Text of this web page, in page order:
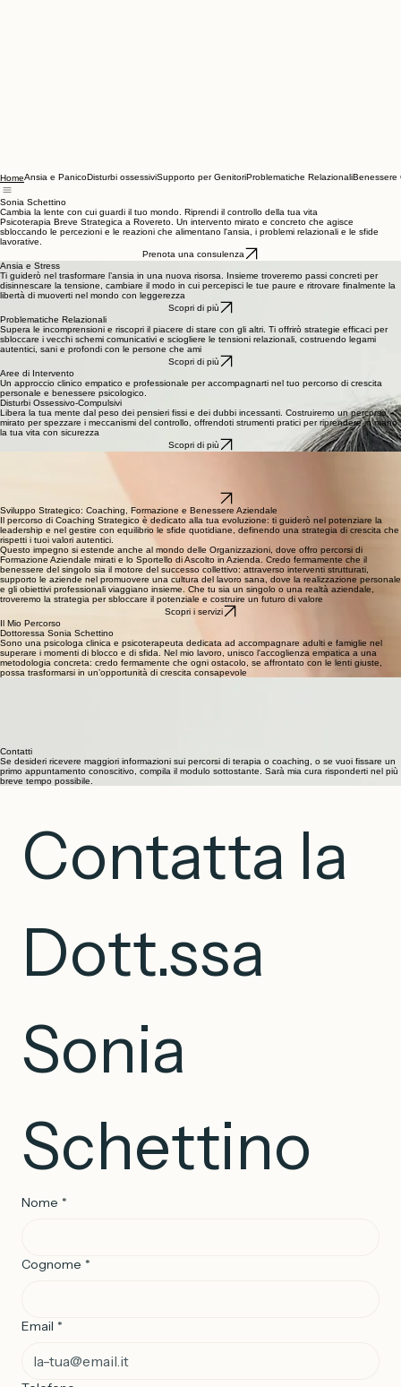
Home Ansia e Panico
Sonia Schettino
Cambia la lente con cui guardi il tuo mondo. Riprendi il controllo della tua vita
Psicoterapia Breve Strategica a Rovereto. Un intervento mirato e concreto che agisce
sbloccando le percezioni e le reazioni che alimentano l'ansia, i problemi relazionali e le sfide
lavorative.
Prenota una consulenza
Ansia e Stress
Ti guiderò nel trasformare l’ansia in una nuova risorsa. Insieme troveremo passi concreti per
disinnescare la tensione, cambiare il modo in cui percepisci le tue paure e ritrovare finalmente la
libertà di muoverti nel mondo con leggerezza
Scopri di più
Problematiche Relazionali
Supera le incomprensioni e riscopri il piacere di stare con gli altri. Ti offrirò strategie efficaci per
sbloccare i vecchi schemi comunicativi e sciogliere le tensioni relazionali, costruendo legami
autentici, sani e profondi con le persone che ami
Scopri di più
Aree di Intervento
Un approccio clinico empatico e professionale per accompagnarti nel tuo percorso di crescita
personale e benessere psicologico.
Disturbi Ossessivo-Compulsivi
Libera la tua mente dal peso dei pensieri fissi e dei dubbi incessanti. Costruiremo un percorso
mirato per spezzare i meccanismi del controllo, offrendoti strumenti pratici per riprendere in mano
Affronta le sfide educative con i tuoi figli con una marcia in più. Ti accompagnerò nel trovare
soluzioni immediate per gestire i momenti critici e migliorare il dialogo in famiglia, restituendo
armonia e fiducia al tuo prezioso ruolo di genitore
Scopri di più
Sviluppo Strategico: Coaching, Formazione e Benessere Aziendale
Il percorso di Coaching Strategico è dedicato alla tua evoluzione: ti guiderò nel potenziare la
leadership e nel gestire con equilibrio le sfide quotidiane, definendo una strategia di crescita che
rispetti i tuoi valori autentici.
Questo impegno si estende anche al mondo delle Organizzazioni, dove offro percorsi di
Formazione Aziendale mirati e lo Sportello di Ascolto in Azienda. Credo fermamente che il
benessere del singolo sia il motore del successo collettivo: attraverso interventi strutturati,
supporto le aziende nel promuovere una cultura del lavoro sana, dove la realizzazione personale
e gli obiettivi professionali viaggiano insieme. Che tu sia un singolo o una realtà aziendale,
troveremo la strategia per sbloccare il potenziale e costruire un futuro di valore
Scopri i servizi
Il Mio Percorso
Dottoressa Sonia Schettino
Sono una psicologa clinica e psicoterapeuta dedicata ad accompagnare adulti e famiglie nel
superare i momenti di blocco e di sfida. Nel mio lavoro, unisco l'accoglienza empatica a una
costruire un equilibrio solido e duraturo per il tuo benessere quotidiano
Il supporto alla genitorialità e il coaching professionale completano il mio lavoro, offrendoti
strategie concrete per gestire con sicurezza le grandi transizioni della vita.
Contatti
Se desideri ricevere maggiori informazioni sui percorsi di terapia o coaching, o se vuoi fissare un
Contatta la
Dott.ssa
Sonia
Schettino
Email